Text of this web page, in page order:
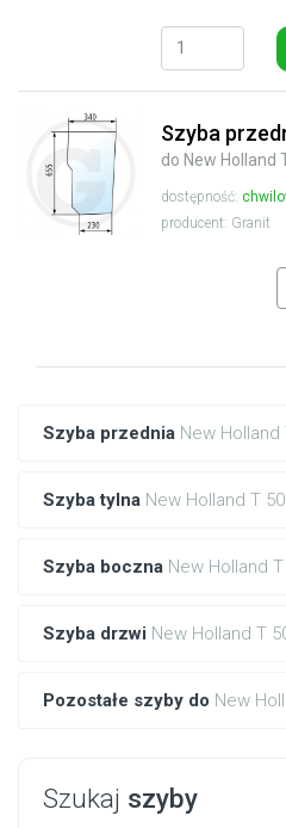
Szyba przednia New Holland
Szyba tylna New Holland T
Szyba boczna New Holland
Szyba drzwi New Holland T
Pozostałe szyby do New
Szukaj szyby
Szyba
do New Holland
dostępność:
producent: Granit